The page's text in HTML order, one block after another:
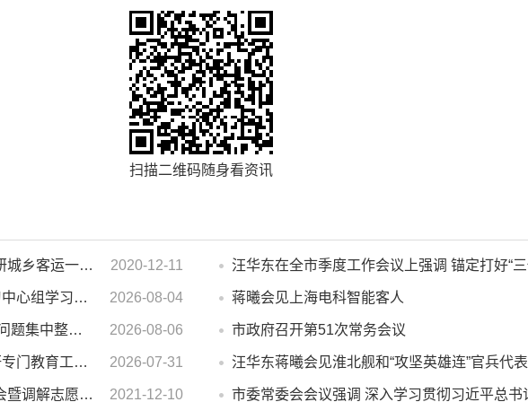
扫描二维码随身看资讯
濉溪县人大常委会副主任李秀侠一行调研城乡客运一体化和治超工作 2020-12-11
市政府2026年第14次党组会 暨理论学习中心组学习会议召开 蒋曦主持会议并讲话 2026-08-04 蒋曦会见上海电科智能客人
汪华东在督导群众身边不正之风 和腐败问题集中整治工作时强调 以更高标准更实举措纵深推进集中整治 不断增强人民群众获得感幸福感安全感 2026-08-06 市政府召开第51次常务会议
汪华东开展夏季“送清凉”慰问活动并调研专门教育工作 落实落细防暑降温措施 用心用情关爱一线职工 2026-07-31 汪华东蒋曦会见淮北舰和“攻坚英雄连”官兵代表
濉溪县举行婚姻家庭纠纷人民调解委员会暨调解志愿者服务团成立仪式 2021-12-10